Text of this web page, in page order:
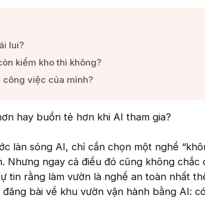
lui?​
kiểm kho thì không?​
công việc của mình?​
hay buồn tẻ hơn khi AI tham gia?
làn sóng AI, chỉ cần chọn một nghề
Nhưng ngay cả điều đó cũng không chắc
tin rằng làm vườn là nghề an toàn nhất
bài về khu vườn vận hành bằng AI: